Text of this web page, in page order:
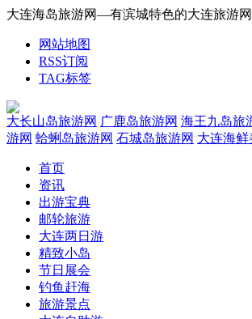
大连海岛旅游网—有滨城特色的大连旅游网
网站地图
RSS订阅
TAG标签
大长山岛旅游网 广鹿岛旅游网 海王九岛旅
游网 蛤蜊岛旅游网 石城岛旅游网 大连海鲜
首页
资讯
出游宝典
邮轮旅游
大连两日游
精致小岛
节日展会
钓鱼赶海
旅游景点